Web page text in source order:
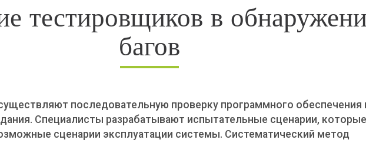
тестировщиков в
багов
последовательную проверку программного обеспечения
Специалисты разрабатывают испытательные сценарии, которые
сценарии эксплуатации системы. Систематический метод